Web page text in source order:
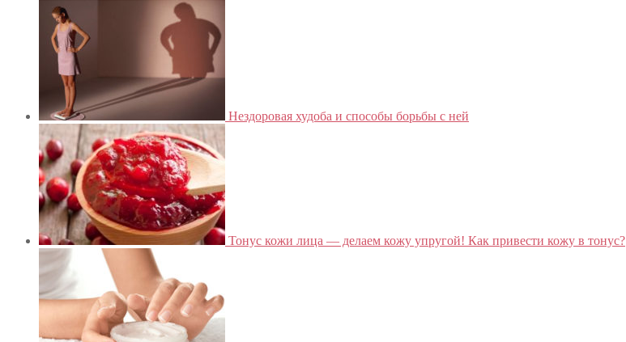
Нездоровая худоба и способы борьбы с ней
Тонус кожи лица — делаем кожу упругой! Как привести кожу в тонус?